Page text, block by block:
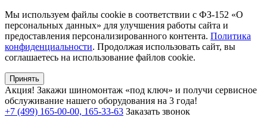
Мы используем файлы cookie в соответствии с ФЗ-152 «О
персональных данных» для улучшения работы сайта и
предоставления персонализированного контента. Политика
конфиденциальности. Продолжая использовать сайт, вы
соглашаетесь на использование файлов cookie.
Принять
Акция! Закажи шиномонтаж «под ключ» и получи сервисное
обслуживание нашего оборудования на 3 года!
+7 (499) 165-00-00, 165-33-63 Заказать звонок